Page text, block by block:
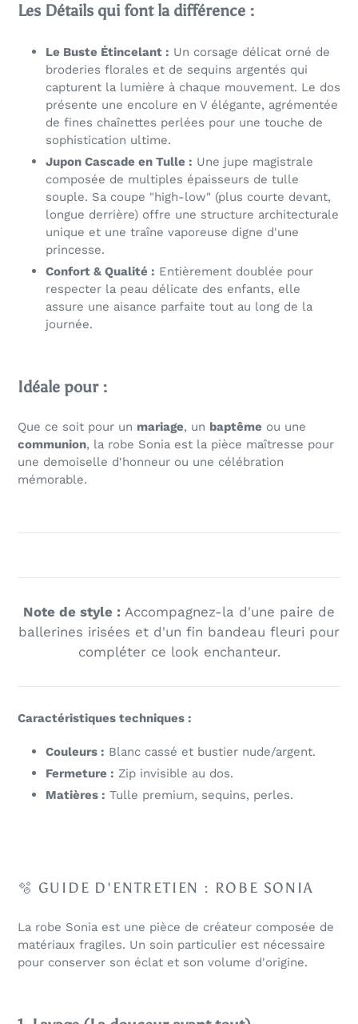
Les Détails qui font la différence :
Le Buste Étincelant : Un corsage délicat orné de
broderies florales et de sequins argentés qui
capturent la lumière à chaque mouvement. Le dos
présente une encolure en V élégante, agrémentée
de fines chaînettes perlées pour une touche de
sophistication ultime.
Jupon Cascade en Tulle : Une jupe magistrale
composée de multiples épaisseurs de tulle
souple. Sa coupe "high-low" (plus courte devant,
longue derrière) offre une structure architecturale
unique et une traîne vaporeuse digne d'une
princesse.
Confort & Qualité : Entièrement doublée pour
respecter la peau délicate des enfants, elle
assure une aisance parfaite tout au long de la
journée.
Idéale pour :
Que ce soit pour un mariage, un baptême ou une
communion, la robe Sonia est la pièce maîtresse pour
une demoiselle d'honneur ou une célébration
mémorable.
Note de style : Accompagnez-la d'une paire de
ballerines irisées et d'un fin bandeau fleuri pour
compléter ce look enchanteur.
Caractéristiques techniques :
Couleurs : Blanc cassé et bustier nude/argent.
Fermeture : Zip invisible au dos.
Matières : Tulle premium, sequins, perles.
🫧 GUIDE D'ENTRETIEN : ROBE SONIA
La robe Sonia est une pièce de créateur composée de
matériaux fragiles. Un soin particulier est nécessaire
pour conserver son éclat et son volume d'origine.